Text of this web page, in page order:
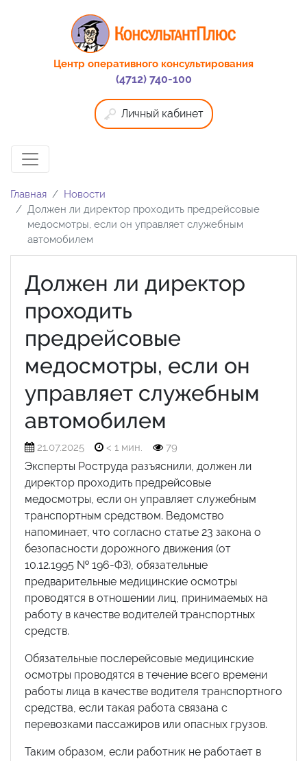
Центр оперативного консультирования
(4712) 740-100
Личный кабинет
Главная
Новости
Должен ли директор проходить предрейсовые
медосмотры, если он управляет служебным
автомобилем
Должен ли директор
проходить
предрейсовые
медосмотры, если он
управляет служебным
автомобилем
21.07.2025 < 1 мин. 79
Эксперты Роструда разъяснили, должен ли
директор проходить предрейсовые
медосмотры, если он управляет служебным
транспортным средством. Ведомство
напоминает, что согласно статье 23 закона о
безопасности дорожного движения (от
10.12.1995 № 196-ФЗ), обязательные
предварительные медицинские осмотры
проводятся в отношении лиц, принимаемых на
работу в качестве водителей транспортных
средств.
Обязательные послерейсовые медицинские
осмотры проводятся в течение всего времени
работы лица в качестве водителя транспортного
средства, если такая работа связана с
перевозками пассажиров или опасных грузов.
Таким образом, если работник не работает в